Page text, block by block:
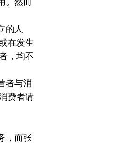
。然而
的人
在发生
，均不
者与消
费者请
，而张